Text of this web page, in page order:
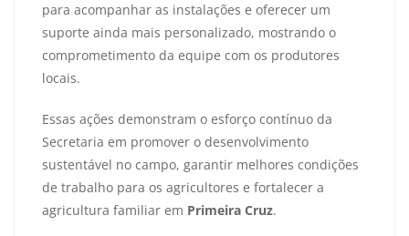
para acompanhar as instalações e oferecer um
suporte ainda mais personalizado, mostrando o
comprometimento da equipe com os produtores
locais.
Essas ações demonstram o esforço contínuo da
Secretaria em promover o desenvolvimento
sustentável no campo, garantir melhores condições
de trabalho para os agricultores e fortalecer a
agricultura familiar em Primeira Cruz.